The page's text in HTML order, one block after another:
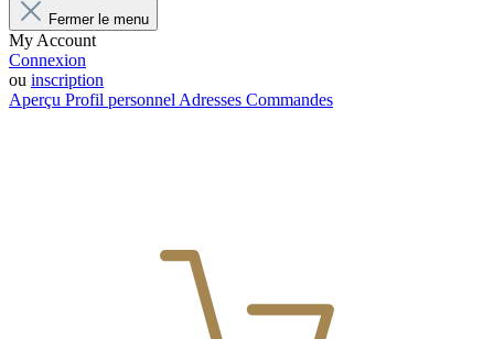
Fermer le menu
My Account
Connexion
ou inscription
Aperçu Profil personnel Adresses Commandes